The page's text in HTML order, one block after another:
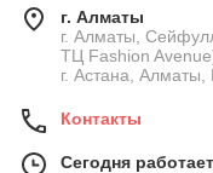
г. Алматы
г. Алматы,
ТЦ Fashion
г. Астана, Алматы,
Контакты
Сегодня